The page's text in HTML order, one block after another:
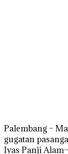
Palembang –
gugatan
Iyas Panji